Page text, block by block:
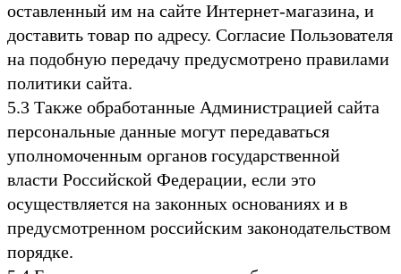
оставленный им на сайте Интернет-магазина, и
доставить товар по адресу. Согласие Пользователя
на подобную передачу предусмотрено правилами
политики сайта.
5.3 Также обработанные Администрацией сайта
персональные данные могут передаваться
уполномоченным органов государственной
власти Российской Федерации, если это
осуществляется на законных основаниях и в
предусмотренном российским законодательством
порядке.